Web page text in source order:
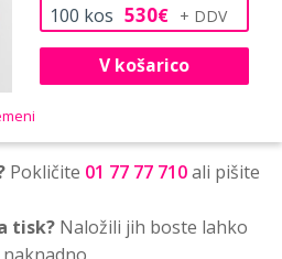
100 kos 530€
V košarico
Pokličite 01 77 77 710ali pišite
tisk? Naložili jih boste lahko